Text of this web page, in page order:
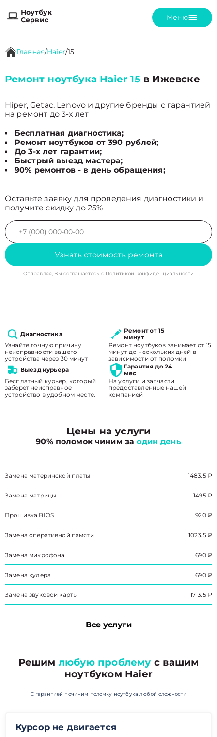
Ноутбук
Сервис
Меню
Главная/Haier/15
Ремонт ноутбука Haier 15в Ижевске
Hiper, Getac, Lenovo и другие бренды с гарантией
на ремонт до 3-х лет
Бесплатная диагностика;
Ремонт ноутбуков от 390 рублей;
До 3-х лет гарантии;
Быстрый выезд мастера;
90% ремонтов - в день обращения;
Оставьте заявку для проведения диагностики и
получите скидку до 25%
Узнать стоимость ремонта
Отправляя, Вы соглашаетесь с Политикой конфиденциальности
Диагностика
Узнайте точную причину
неисправности вашего
устройства через 30 минут
Ремонт от 15
минут
Ремонт ноутбуков занимает от 15
минут до нескольких дней в
зависимости от поломки
Выезд курьера
Бесплатный курьер, который
заберет неисправное
устройство в удобном месте.
Гарантия до 24
мес
На услуги и запчасти
предоставленные нашей
компанией
Цены на услуги
90% поломок чиним заодин день
Замена материнской платы 1483.5 ₽
Замена матрицы 1495 ₽
Прошивка BIOS 920 ₽
Замена оперативной памяти 1023.5 ₽
Замена микрофона 690 ₽
Замена кулера 690 ₽
Замена звуковой карты 1713.5 ₽
Все услуги
Решим любую проблему с вашим
ноутбуком Haier
С гарантией починим поломку ноутбука любой сложности
Курсор не двигается